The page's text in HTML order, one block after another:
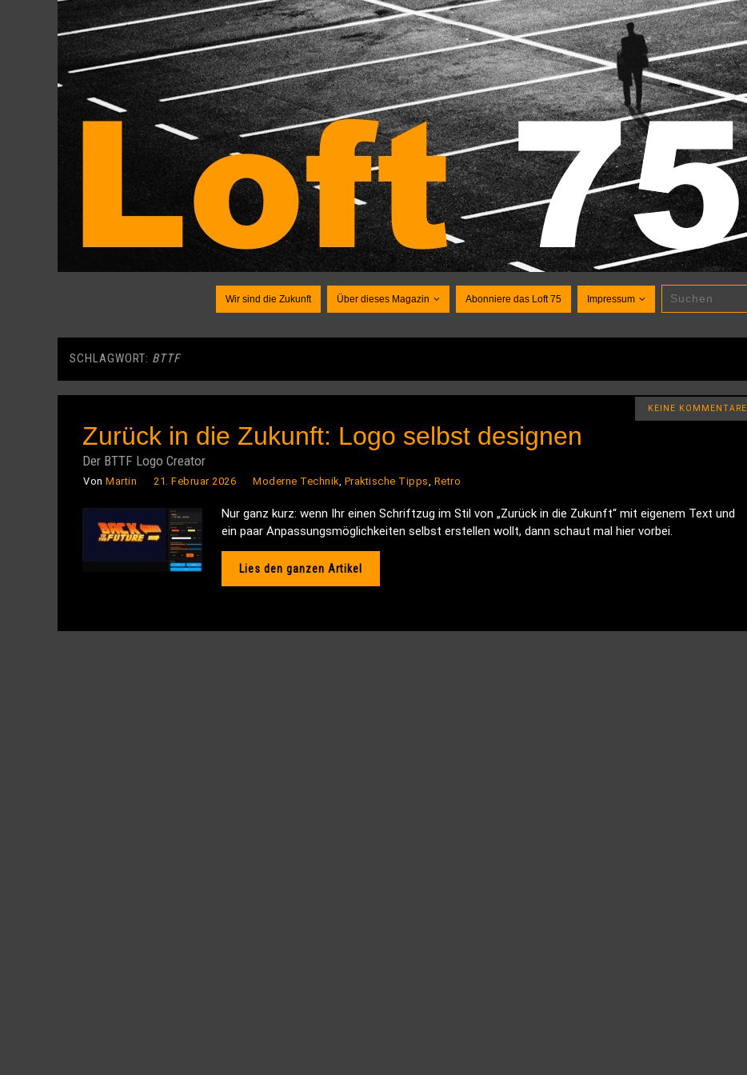
Wir sind die Zukunft Über dieses Magazin Abonniere das Loft 75 Impressum
SCHLAGWORT: BTTF
KEINE KOMMENTARE
Zurück in die Zukunft: Logo selbst designen
Der BTTF Logo Creator
Von Martin 21. Februar 2026 Moderne Technik, Praktische Tipps, Retro
Nur ganz kurz: wenn Ihr einen Schriftzug im Stil von „Zurück in die Zukunft“ mit eigenem Text und
ein paar Anpassungsmöglichkeiten selbst erstellen wollt, dann schaut mal hier vorbei.
Lies den ganzen Artikel